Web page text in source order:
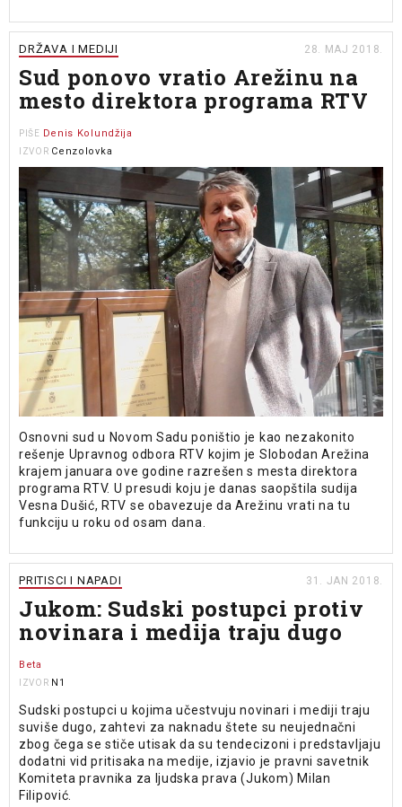
DRŽAVA I MEDIJI 28. MAJ 2018.
Sud ponovo vratio Arežinu na
mesto direktora programa RTV
PIŠE Denis Kolundžija
IZVOR Cenzolovka
Osnovni sud u Novom Sadu poništio je kao nezakonito
rešenje Upravnog odbora RTV kojim je Slobodan Arežina
krajem januara ove godine razrešen s mesta direktora
programa RTV. U presudi koju je danas saopštila sudija
Vesna Dušić, RTV se obavezuje da Arežinu vrati na tu
funkciju u roku od osam dana.
PRITISCI I NAPADI 31. JAN 2018.
Jukom: Sudski postupci protiv
novinara i medija traju dugo
Beta
IZVOR N1
Sudski postupci u kojima učestvuju novinari i mediji traju
suviše dugo, zahtevi za naknadu štete su neujednačni
zbog čega se stiče utisak da su tendecizoni i predstavljaju
dodatni vid pritisaka na medije, izjavio je pravni savetnik
Komiteta pravnika za ljudska prava (Jukom) Milan
Filipović.